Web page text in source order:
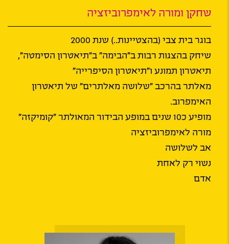
שחקן ומורה לאימפרוביזציה
בוגר בית צבי (בהצטיינות..) שנת 2000
שיחק בהצגות רבות ב"הבימה" ב"תיאטרון הסימטה",
תיאטרון תמונע ו"תיאטרון הסיפרייה"
מאלתר בהרכב "שלושה מאלתרים" של תיאטרון
האימפרוב.
מופיע כ10 שנים במופע הבידור המאולתר "קומיקזה"
מורה לאימפרוביזציה
אב לשלושה
נשוי רק לאחת
אדם